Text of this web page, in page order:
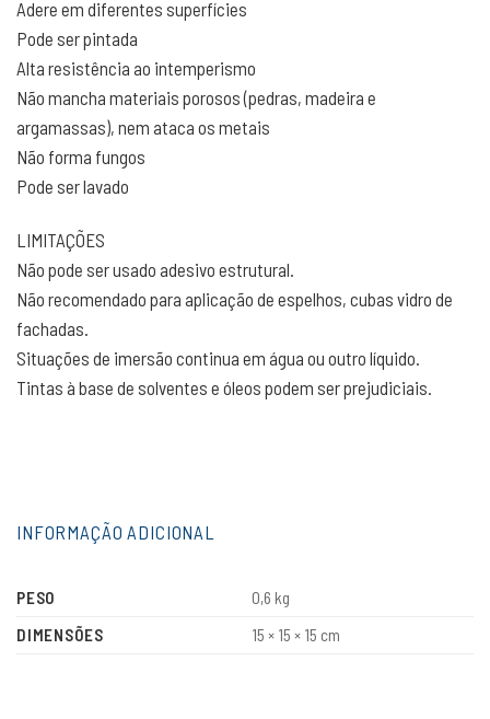
Adere em diferentes superfícies
Pode ser pintada
Alta resistência ao intemperismo
Não mancha materiais porosos (pedras, madeira e
argamassas), nem ataca os metais
Não forma fungos
Pode ser lavado
LIMITAÇÕES
Não pode ser usado adesivo estrutural.
Não recomendado para aplicação de espelhos, cubas vidro de
fachadas.
Situações de imersão continua em água ou outro líquido.
Tintas à base de solventes e óleos podem ser prejudiciais.
INFORMAÇÃO ADICIONAL
PESO
0,6 kg
DIMENSÕES
15 × 15 × 15 cm